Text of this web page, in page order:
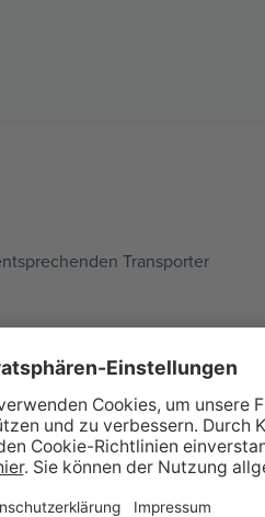
Transporter
vereinbarte
bezahlt. Über FinCompare
und so die besten
Sie die benötigten Unterlagen
wir uns.